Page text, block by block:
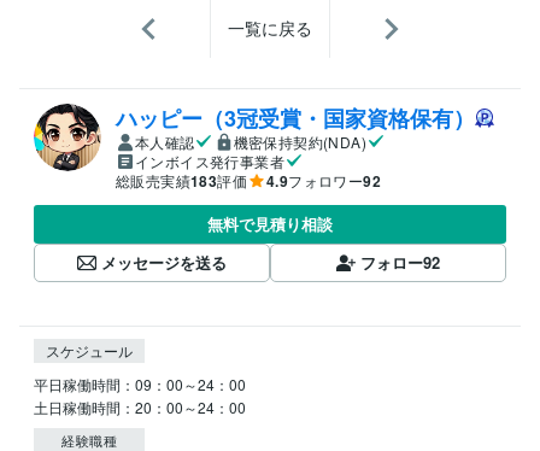
一覧に戻る
ハッピー（3冠受賞・国家資格保有）
本人確認
機密保持契約(NDA)
インボイス発行事業者
総販売実績183評価 4.9フォロワー92
無料で見積り相談
メッセージを送る
フォロー92
スケジュール
平日稼働時間：09：00～24：00
経験職種